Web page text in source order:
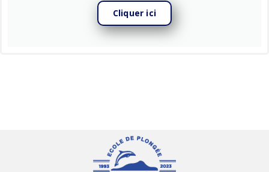
Cliquer ici